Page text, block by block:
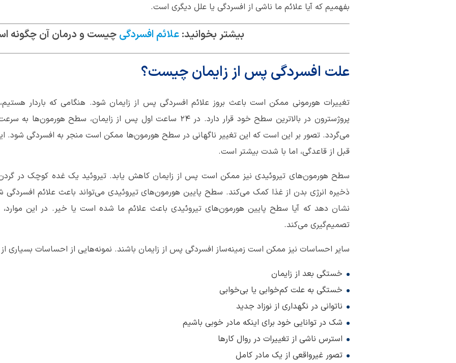
بفهمیم که آیا علائم ما ناشی از افسردگی یا علل دیگری است.
بیشتر بخوانید: علائم افسردگی چیست و درمان آن چگونه
علت افسردگی پس از زایمان چیست؟
تغییرات هورمونی ممکن است باعث بروز علائم افسردگی پس از زایمان شود. هنگامی که باردار
پروژسترون در بالاترین سطح خود قرار دارد. در 24 ساعت اول پس از زایمان،
می‌گردد. تصور بر این است که این تغییر ناگهانی در سطح هورمون‌ها ممکن است منجر به افسردگی شود.
قبل از قاعدگی، اما با شدت بیشتر است.
سطح هورمون‌های تیروئیدی نیز ممکن است پس از زایمان کاهش یابد. تیروئید یک غده کوچک در
ذخیره انرژی بدن از غذا کمک می‌کند. سطح پایین هورمون‌های تیروئیدی می‌تواند باعث علائم
نشان دهد که آیا سطح پایین هورمون‌های تیروئیدی باعث علائم ما شده است یا خیر. در این موارد،
تصمیم‌گیری می‌کند.
سایر احساسات نیز ممکن است زمینه‌ساز افسردگی پس از زایمان باشند. نمونه‌هایی از احساسات بسیاری از
خستگی بعد از زایمان
خستگی به علت کم‌خوابی یا بی‌خوابی
ناتوانی در نگهداری از نوزاد جدید
شک در توانایی خود برای اینکه مادر خوبی باشیم
استرس ناشی از تغییرات در روال کارها
تصور غیرواقعی از یک مادر کامل